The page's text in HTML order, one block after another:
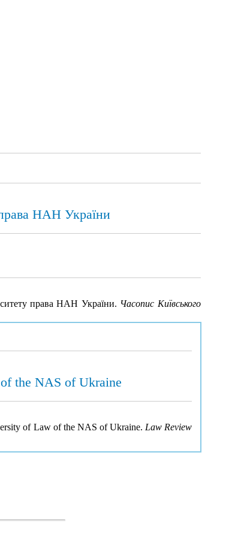
права НАН України
права НАН України. Часопис Київського
the NAS of Ukraine
of Law of the NAS of Ukraine. Law Review